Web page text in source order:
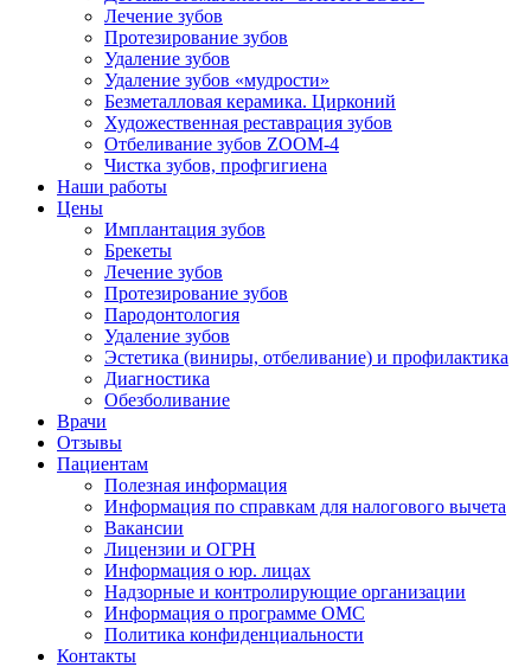
Лечение зубов
Протезирование зубов
Удаление зубов
Удаление зубов «мудрости»
Безметалловая керамика. Цирконий
Художественная реставрация зубов
Отбеливание зубов ZOOM-4
Чистка зубов, профгигиена
Наши работы
Цены
Имплантация зубов
Брекеты
Лечение зубов
Протезирование зубов
Пародонтология
Удаление зубов
Эстетика (виниры, отбеливание) и профилактика
Диагностика
Обезболивание
Врачи
Отзывы
Пациентам
Полезная информация
Информация по справкам для налогового вычета
Вакансии
Лицензии и ОГРН
Информация о юр. лицах
Надзорные и контролирующие организации
Информация о программе ОМС
Политика конфиденциальности
Контакты